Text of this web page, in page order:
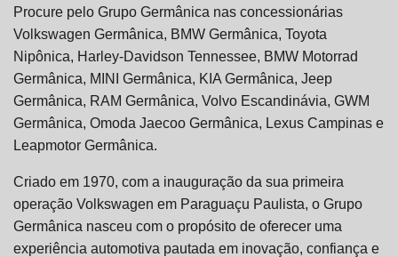
Procure pelo Grupo Germânica nas concessionárias
Volkswagen Germânica, BMW Germânica, Toyota
Nipônica, Harley-Davidson Tennessee, BMW Motorrad
Germânica, MINI Germânica, KIA Germânica, Jeep
Germânica, RAM Germânica, Volvo Escandinávia, GWM
Germânica, Omoda Jaecoo Germânica, Lexus Campinas e
Leapmotor Germânica.
Criado em 1970, com a inauguração da sua primeira
operação Volkswagen em Paraguaçu Paulista, o Grupo
Germânica nasceu com o propósito de oferecer uma
experiência automotiva pautada em inovação, confiança e